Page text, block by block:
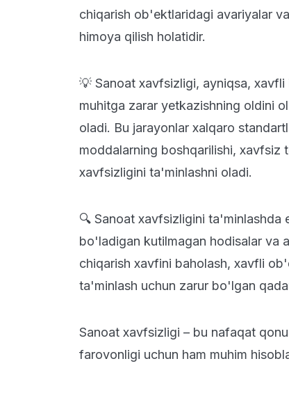
chiqarish ob'ektlaridagi avariyalar
himoya qilish holatidir.
💡 Sanoat xavfsizligi, ayniqsa,
muhitga zarar yetkazishning oldini
oladi. Bu jarayonlar xalqaro
moddalarning boshqarilishi, xavfsiz
xavfsizligini ta'minlashni oladi.
🔍 Sanoat xavfsizligini ta'minlashda
bo'ladigan kutilmagan hodisalar va
chiqarish xavfini baholash, xavfli
ta'minlash uchun zarur bo'lgan
Sanoat xavfsizligi – bu nafaqat
farovonligi uchun ham muhim